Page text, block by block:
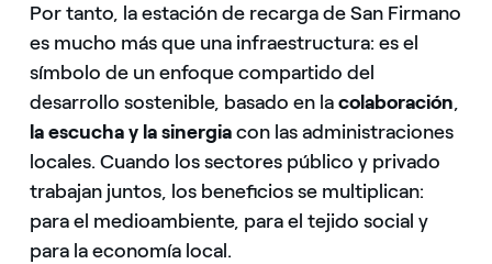
Por tanto, la estación de recarga de San Firmano
es mucho más que una infraestructura: es el
símbolo de un enfoque compartido del
desarrollo sostenible, basado en lacolaboración,
la escucha y la sinergiacon las administraciones
locales. Cuando los sectores público y privado
trabajan juntos, los beneficios se multiplican:
para el medioambiente, para el tejido social y
para la economía local.